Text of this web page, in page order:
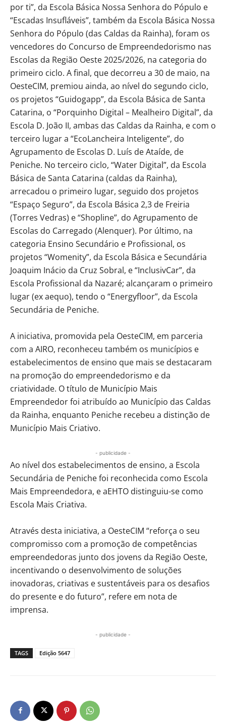
por ti”, da Escola Básica Nossa Senhora do Pópulo e
“Escadas Insufláveis”, também da Escola Básica Nossa
Senhora do Pópulo (das Caldas da Rainha), foram os
vencedores do Concurso de Empreendedorismo nas
Escolas da Região Oeste 2025/2026, na categoria do
primeiro ciclo. A final, que decorreu a 30 de maio, na
OesteCIM, premiou ainda, ao nível do segundo ciclo,
os projetos “Guidogapp”, da Escola Básica de Santa
Catarina, o “Porquinho Digital – Mealheiro Digital”, da
Escola D. João II, ambas das Caldas da Rainha, e com o
terceiro lugar a “EcoLancheira Inteligente”, do
Agrupamento de Escolas D. Luís de Ataíde, de
Peniche. No terceiro ciclo, “Water Digital”, da Escola
Básica de Santa Catarina (caldas da Rainha),
arrecadou o primeiro lugar, seguido dos projetos
“Espaço Seguro”, da Escola Básica 2,3 de Freiria
(Torres Vedras) e “Shopline”, do Agrupamento de
Escolas do Carregado (Alenquer). Por último, na
categoria Ensino Secundário e Profissional, os
projetos “Womenity”, da Escola Básica e Secundária
Joaquim Inácio da Cruz Sobral, e “InclusivCar”, da
Escola Profissional da Nazaré; alcançaram o primeiro
lugar (ex aequo), tendo o “Energyfloor”, da Escola
Secundária de Peniche.
A iniciativa, promovida pela OesteCIM, em parceria
com a AIRO, reconheceu também os municípios e
estabelecimentos de ensino que mais se destacaram
na promoção do empreendedorismo e da
criatividade. O título de Município Mais
Empreendedor foi atribuído ao Município das Caldas
da Rainha, enquanto Peniche recebeu a distinção de
Município Mais Criativo.
- publicidade -
Ao nível dos estabelecimentos de ensino, a Escola
Secundária de Peniche foi reconhecida como Escola
Mais Empreendedora, e aEHTO distinguiu-se como
Escola Mais Criativa.
Através desta iniciativa, a OesteCIM “reforça o seu
compromisso com a promoção de competências
empreendedoras junto dos jovens da Região Oeste,
incentivando o desenvolvimento de soluções
inovadoras, criativas e sustentáveis para os desafios
do presente e do futuro”, refere em nota de
imprensa.
- publicidade -
TAGS Edição 5647